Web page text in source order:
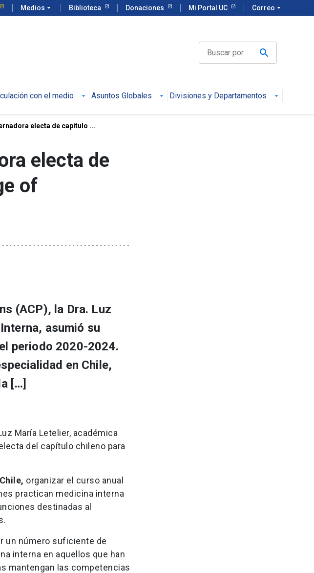
Medios arrow_drop_down Biblioteca Donaciones Mi Portal UC Correo arrow_drop_down
con el medio Asuntos Globales Divisiones y Departamentos
electa de capítulo ...
electa de
of
(ACP), la Dra. Luz
asumió su
periodo 2020-2024.
en Chile,
[…]
María Letelier, académica
del capítulo chileno para
organizar el curso anual
practican medicina interna
destinadas al
un número suficiente de
interna en aquellos que han
mantengan las competencias